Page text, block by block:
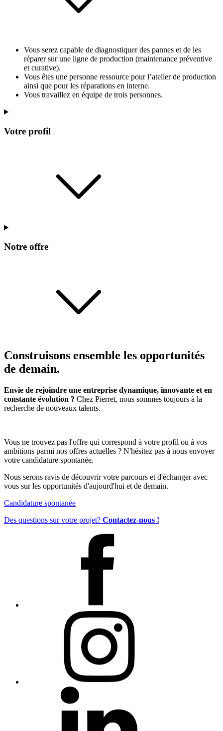
Vous serez capable de diagnostiquer des pannes et de les
réparer sur une ligne de production (maintenance préventive
et curative).
Vous êtes une personne ressource pour l’atelier de production
ainsi que pour les réparations en interne.
Vous travaillez en équipe de trois personnes.
Votre profil
Notre offre
Construisons ensemble les opportunités
de demain.
Envie de rejoindre une entreprise dynamique, innovante et en
constante évolution ? Chez Pierret, nous sommes toujours à la
recherche de nouveaux talents.
Vous ne trouvez pas l'offre qui correspond à votre profil ou à vos
ambitions parmi nos offres actuelles ? N'hésitez pas à nous envoyer
votre candidature spontanée.
Nous serons ravis de découvrir votre parcours et d'échanger avec
vous sur les opportunités d'aujourd'hui et de demain.
Candidature spontanée
Des questions sur votre projet? Contactez-nous !